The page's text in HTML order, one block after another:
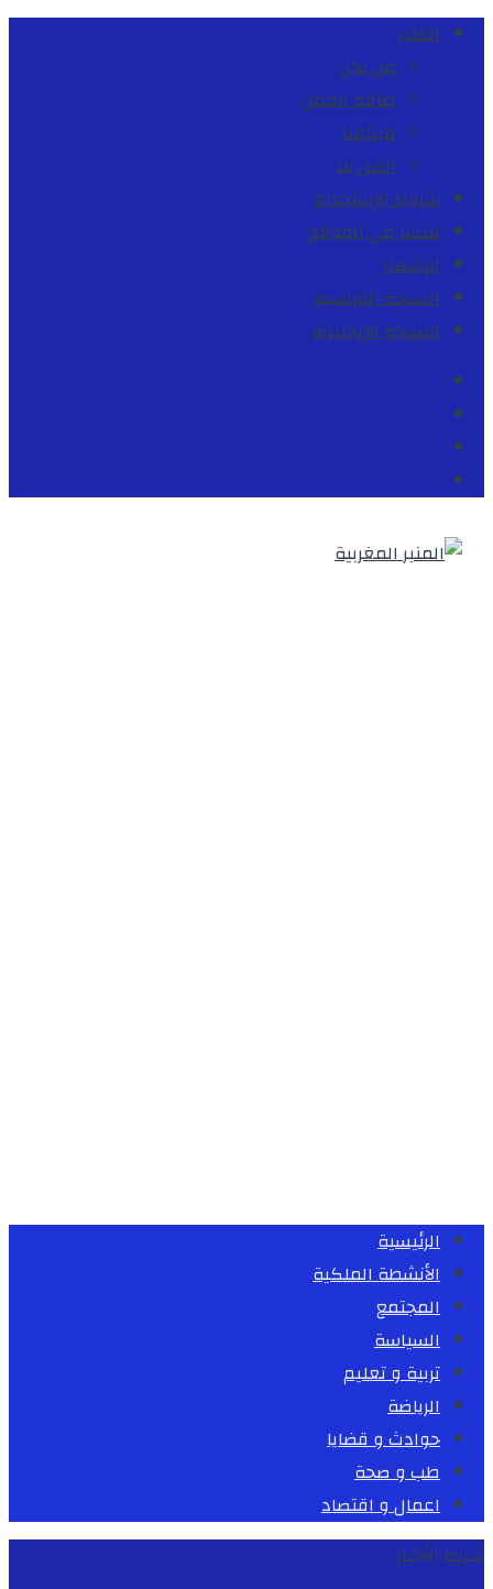
المنبر
من نحن
طاقم العمل
ميثاقنا
اتصل بنا
شروط الإستخدام
للنشر في الموقع
للإشهار
النسخة الفرنسية
النسخة الإنجليزية
الرئيسية
الأنشطة الملكية
المجتمع
السياسة
تربية و تعليم
الرياضة
حوادث و قضايا
طب و صحة
اعمال و اقتصاد
شريط الأخبار